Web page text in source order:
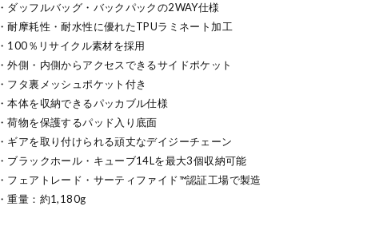
・ダッフルバッグ・バックパックの2WAY仕様
・耐摩耗性・耐水性に優れたTPUラミネート加工
・100％リサイクル素材を採用
・外側・内側からアクセスできるサイドポケット
・フタ裏メッシュポケット付き
・本体を収納できるパッカブル仕様
・荷物を保護するパッド入り底面
・ギアを取り付けられる頑丈なデイジーチェーン
・ブラックホール・キューブ14Lを最大3個収納可能
・フェアトレード・サーティファイド™認証工場で製造
・重量：約1,180g